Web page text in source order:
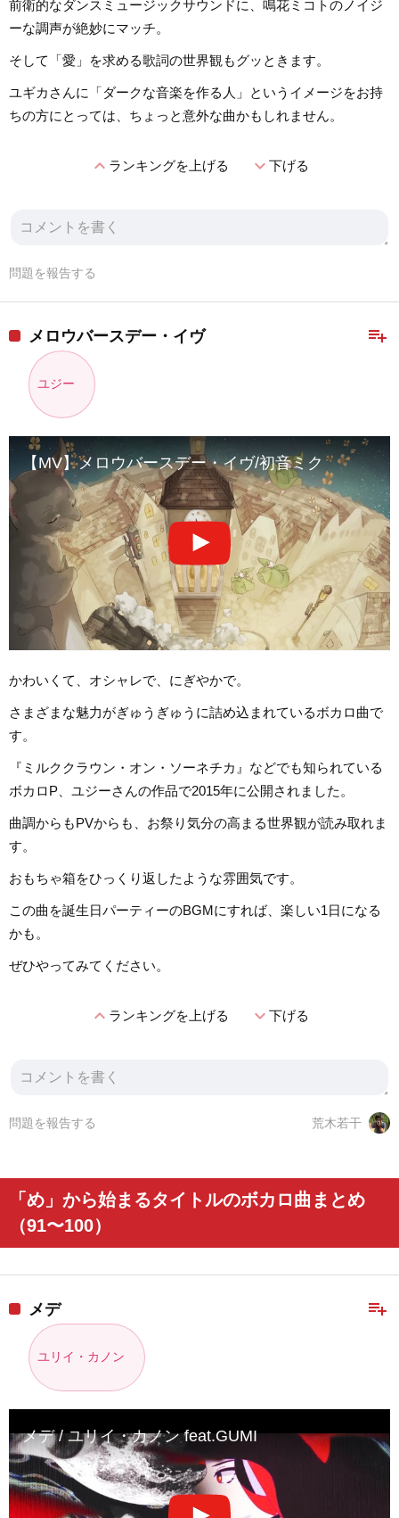
前衛的なダンスミュージックサウンドに、鳴花ミコトのノイジ
ーな調声が絶妙にマッチ。
そして「愛」を求める歌詞の世界観もグッときます。
ユギカさんに「ダークな音楽を作る人」というイメージをお持
ちの方にとっては、ちょっと意外な曲かもしれません。
expand_lessランキングを上げる expand_more下げる
問題を報告する
playlist_add
メロウバースデー・イヴ
ユジー
【MV】メロウバースデー・イヴ/初音ミク
かわいくて、オシャレで、にぎやかで。
さまざまな魅力がぎゅうぎゅうに詰め込まれているボカロ曲で
す。
『ミルククラウン・オン・ソーネチカ』などでも知られている
ボカロP、ユジーさんの作品で2015年に公開されました。
曲調からもPVからも、お祭り気分の高まる世界観が読み取れま
す。
おもちゃ箱をひっくり返したような雰囲気です。
この曲を誕生日パーティーのBGMにすれば、楽しい1日になる
かも。
ぜひやってみてください。
expand_lessランキングを上げる expand_more下げる
荒木若干
問題を報告する
「め」から始まるタイトルのボカロ曲まとめ
（91〜100）
playlist_add
メデ
ユリイ・カノン
メデ / ユリイ・カノン feat.GUMI